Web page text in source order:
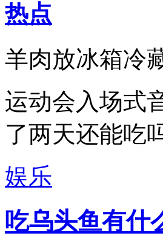
热点
羊肉放冰箱冷
运动会入场式
了两天还能吃
娱乐
吃乌头鱼有什